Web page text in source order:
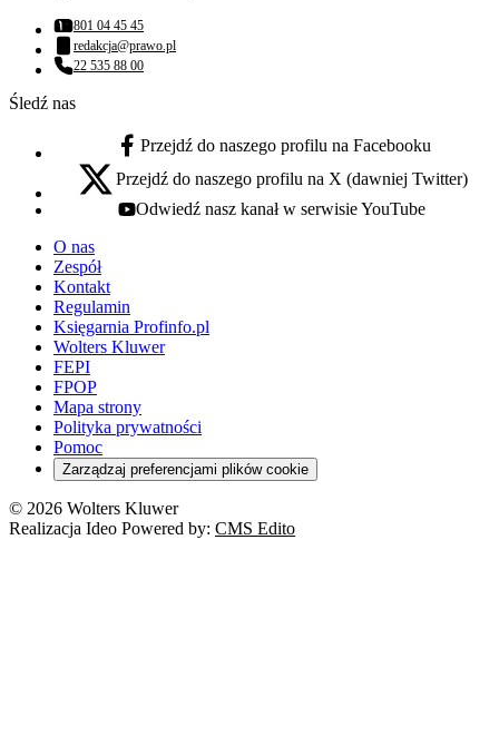
Numer telefonu:
801 04 45 45
Adres email:
redakcja@prawo.pl
Numer telefonu:
22 535 88 00
Śledź nas
facebook - otwiera się w nowej karcie
Przejdź do naszego profilu na Facebooku
x - otwiera się w nowej karcie
Przejdź do naszego profilu na X (dawniej Twitter)
youtube - otwiera się w nowej karcie
Odwiedź nasz kanał w serwisie YouTube
O nas
Zespół
Kontakt
Regulamin
Księgarnia Profinfo.pl
Wolters Kluwer
FEPI
FPOP
Mapa strony
Polityka prywatności
Pomoc
Zarządzaj preferencjami plików cookie
© 2026 Wolters Kluwer
Realizacja Ideo Powered by: CMS Edito